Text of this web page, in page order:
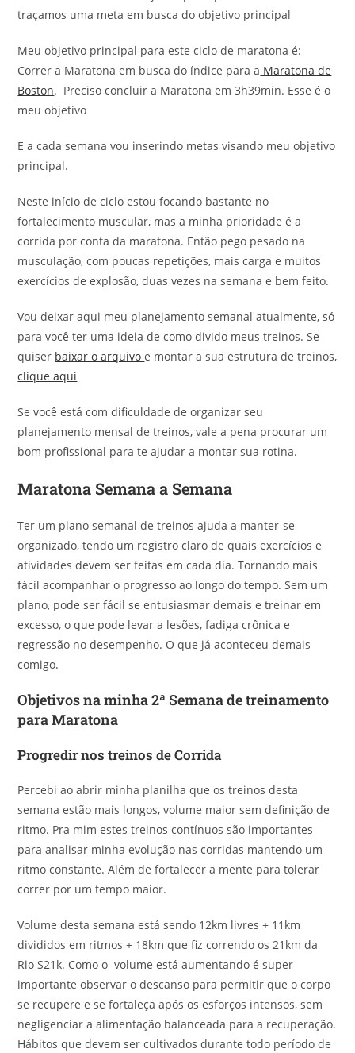
traçamos uma meta em busca do objetivo principal
Meu objetivo principal para este ciclo de maratona é:
Correr a Maratona em busca do índice para a Maratona de
Boston. Preciso concluir a Maratona em 3h39min. Esse é o
meu objetivo
E a cada semana vou inserindo metas visando meu objetivo
principal.
Neste início de ciclo estou focando bastante no
fortalecimento muscular, mas a minha prioridade é a
corrida por conta da maratona. Então pego pesado na
musculação, com poucas repetições, mais carga e muitos
exercícios de explosão, duas vezes na semana e bem feito.
Vou deixar aqui meu planejamento semanal atualmente, só
para você ter uma ideia de como divido meus treinos. Se
quiser baixar o arquivoe montar a sua estrutura de treinos,
clique aqui
Se você está com dificuldade de organizar seu
planejamento mensal de treinos, vale a pena procurar um
bom profissional para te ajudar a montar sua rotina.
Maratona Semana a Semana
Ter um plano semanal de treinos ajuda a manter-se
organizado, tendo um registro claro de quais exercícios e
atividades devem ser feitas em cada dia. Tornando mais
fácil acompanhar o progresso ao longo do tempo. Sem um
plano, pode ser fácil se entusiasmar demais e treinar em
excesso, o que pode levar a lesões, fadiga crônica e
regressão no desempenho. O que já aconteceu demais
comigo.
Objetivos na minha 2ª Semana de treinamento
para Maratona
Progredir nos treinos de Corrida
Percebi ao abrir minha planilha que os treinos desta
semana estão mais longos, volume maior sem definição de
ritmo. Pra mim estes treinos contínuos são importantes
para analisar minha evolução nas corridas mantendo um
ritmo constante. Além de fortalecer a mente para tolerar
correr por um tempo maior.
Volume desta semana está sendo 12km livres + 11km
divididos em ritmos + 18km que fiz correndo os 21km da
Rio S21k. Como o volume está aumentando é super
importante observar o descanso para permitir que o corpo
se recupere e se fortaleça após os esforços intensos, sem
negligenciar a alimentação balanceada para a recuperação.
Hábitos que devem ser cultivados durante todo período de